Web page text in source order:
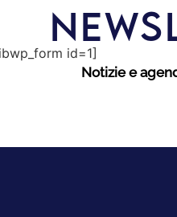
id=1]
Notizie e